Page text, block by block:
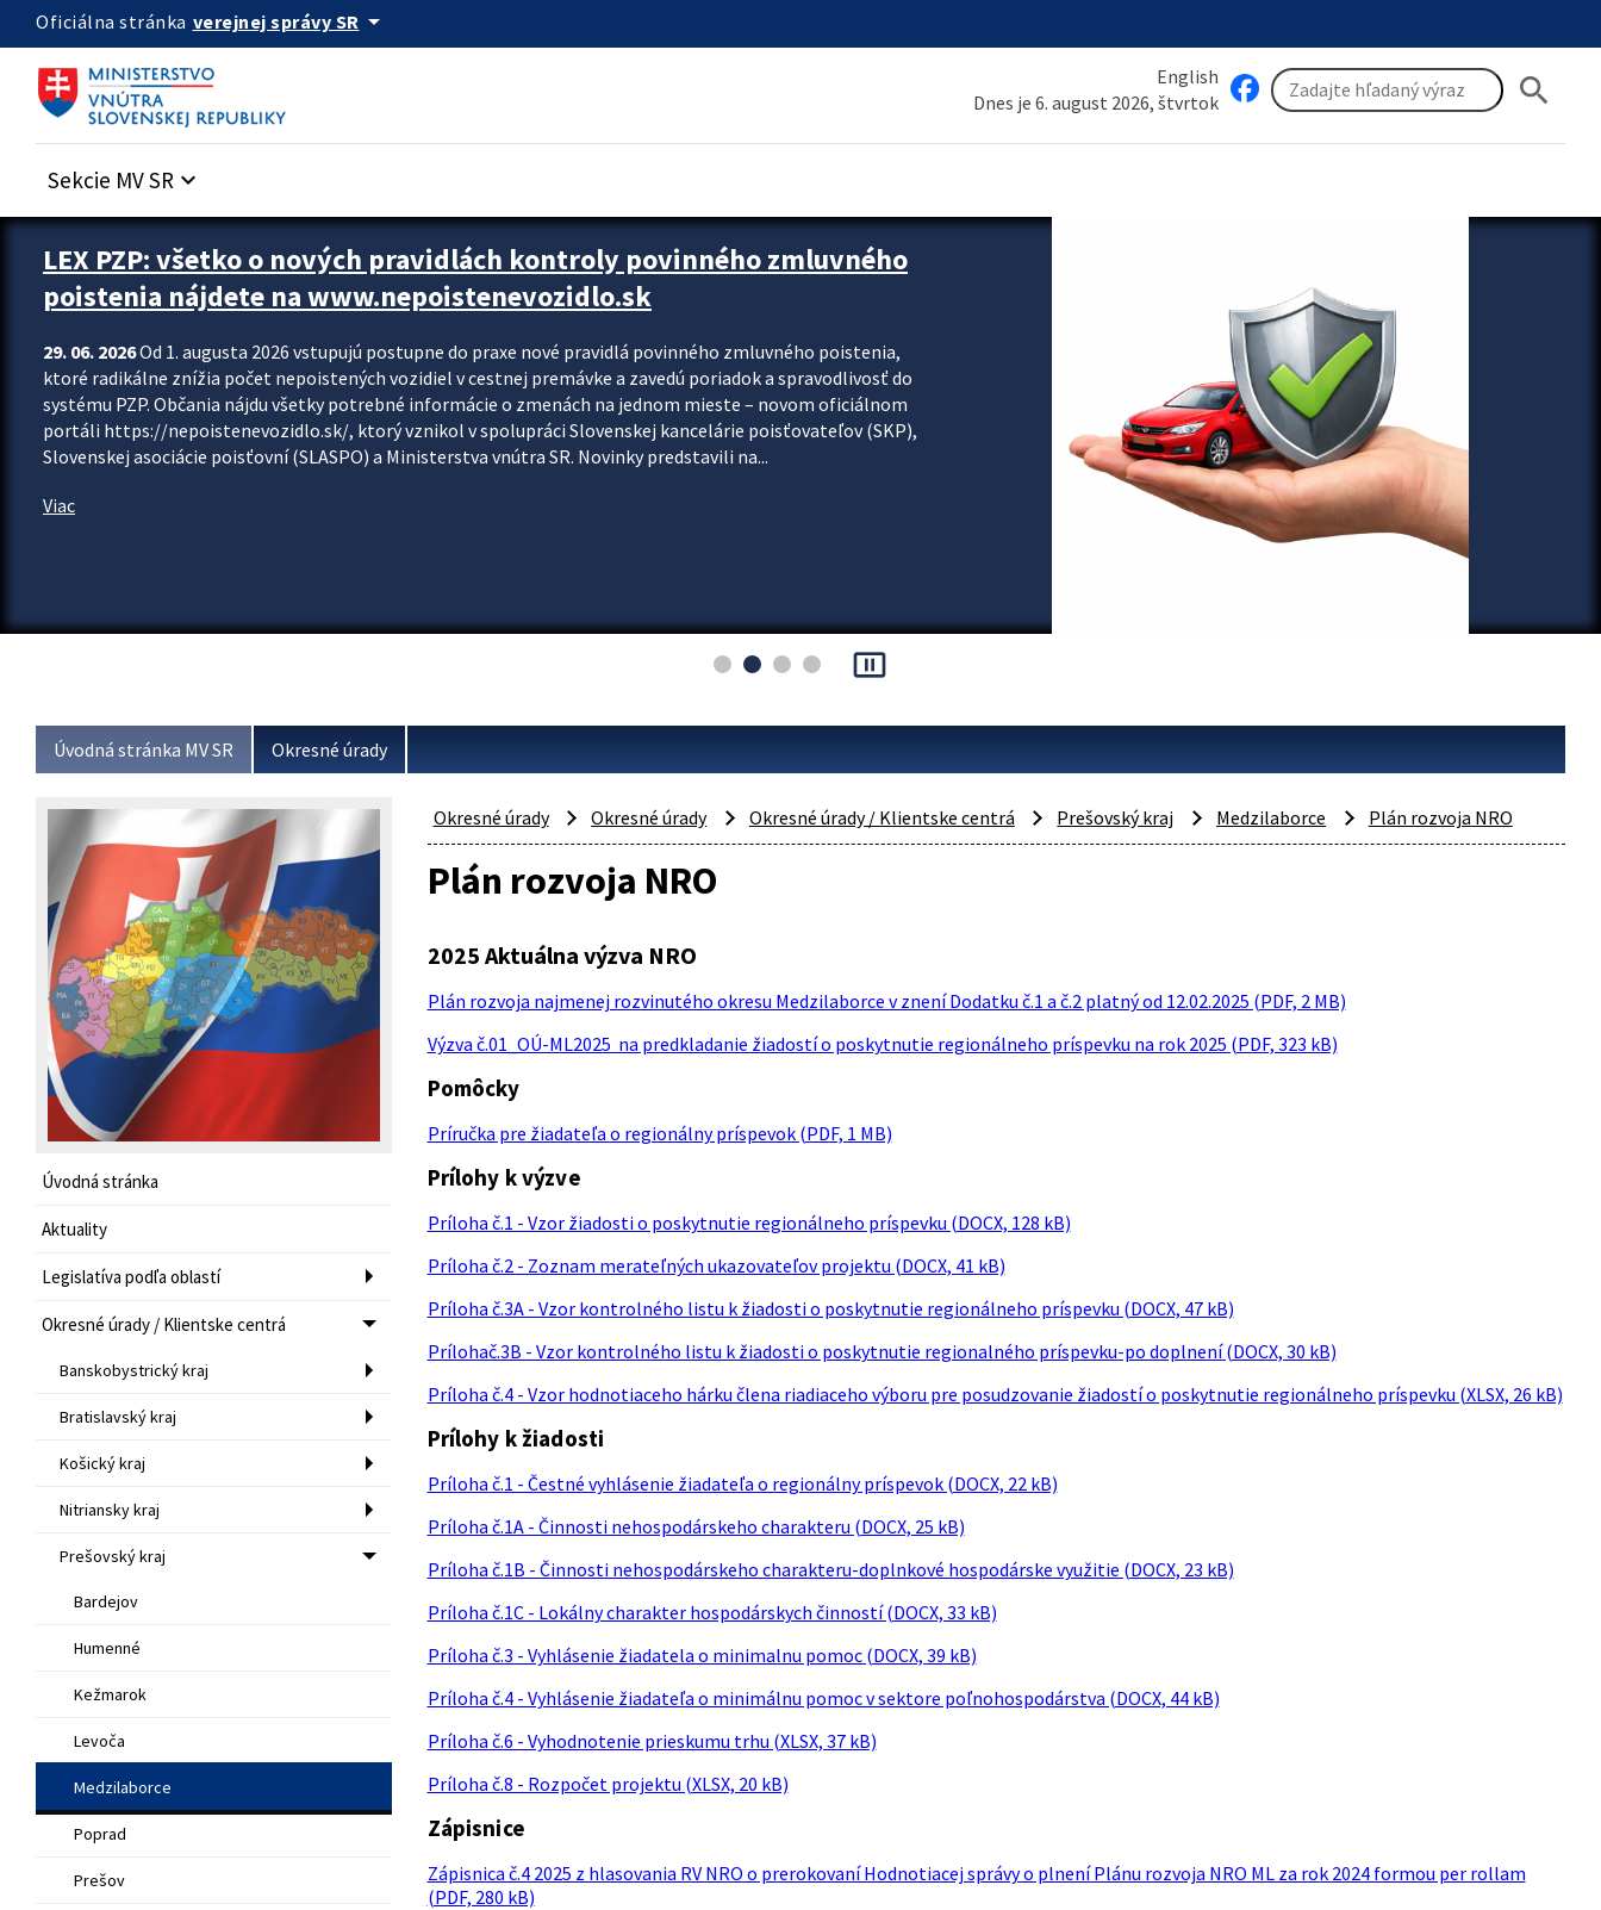
Preskocit na hlavný obsah
Oficiálna stránka verejnej správy SR arrow_drop_down
English
Dnes je 6. august 2026, štvrtok
search
Sekcie MV SR keyboard_arrow_down
Zastavit automatický posun upútavok
LEX PZP: všetko o nových pravidlách kontroly povinného zmluvného
poistenia nájdete na www.nepoistenevozidlo.sk
29. 06. 2026Od 1. augusta 2026 vstupujú postupne do praxe nové pravidlá povinného zmluvného poistenia,
ktoré radikálne znížia počet nepoistených vozidiel v cestnej premávke a zavedú poriadok a spravodlivosť do
systému PZP. Občania nájdu všetky potrebné informácie o zmenách na jednom mieste – novom oficiálnom
portáli https://nepoistenevozidlo.sk/, ktorý vznikol v spolupráci Slovenskej kancelárie poisťovateľov (SKP),
Slovenskej asociácie poisťovní (SLASPO) a Ministerstva vnútra SR. Novinky predstavili na...
Viac
pause_presentation
Úvodná stránka MV SR Okresné úrady
Úvodná stránka
Aktuality
Legislatíva podľa oblastí
Okresné úrady / Klientske centrá
Banskobystrický kraj
Bratislavský kraj
Košický kraj
Nitriansky kraj
Prešovský kraj
Bardejov
Humenné
Kežmarok
Levoča
Medzilaborce
Poprad
Prešov
Okresné úrady Okresné úrady Okresné úrady / Klientske centrá Prešovský kraj Medzilaborce Plán rozvoja NRO
Plán rozvoja NRO
2025 Aktuálna výzva NRO
Plán rozvoja najmenej rozvinutého okresu Medzilaborce v znení Dodatku č.1 a č.2 platný od 12.02.2025 (PDF, 2 MB)
Výzva č.01_OÚ-ML2025 na predkladanie žiadostí o poskytnutie regionálneho príspevku na rok 2025 (PDF, 323 kB)
Pomôcky
Príručka pre žiadateľa o regionálny príspevok (PDF, 1 MB)
Prílohy k výzve
Príloha č.1 - Vzor žiadosti o poskytnutie regionálneho príspevku (DOCX, 128 kB)
Príloha č.2 - Zoznam merateľných ukazovateľov projektu (DOCX, 41 kB)
Príloha č.3A - Vzor kontrolného listu k žiadosti o poskytnutie regionálneho príspevku (DOCX, 47 kB)
Prílohač.3B - Vzor kontrolného listu k žiadosti o poskytnutie regionalného príspevku-po doplnení (DOCX, 30 kB)
Príloha č.4 - Vzor hodnotiaceho hárku člena riadiaceho výboru pre posudzovanie žiadostí o poskytnutie regionálneho príspevku (XLSX, 26 kB)
Prílohy k žiadosti
Príloha č.1 - Čestné vyhlásenie žiadateľa o regionálny príspevok (DOCX, 22 kB)
Príloha č.1A - Činnosti nehospodárskeho charakteru (DOCX, 25 kB)
Príloha č.1B - Činnosti nehospodárskeho charakteru-doplnkové hospodárske využitie (DOCX, 23 kB)
Príloha č.1C - Lokálny charakter hospodárskych činností (DOCX, 33 kB)
Príloha č.3 - Vyhlásenie žiadatela o minimalnu pomoc (DOCX, 39 kB)
Príloha č.4 - Vyhlásenie žiadateľa o minimálnu pomoc v sektore poľnohospodárstva (DOCX, 44 kB)
Príloha č.6 - Vyhodnotenie prieskumu trhu (XLSX, 37 kB)
Príloha č.8 - Rozpočet projektu (XLSX, 20 kB)
Zápisnice
Zápisnica č.4 2025 z hlasovania RV NRO o prerokovaní Hodnotiacej správy o plnení Plánu rozvoja NRO ML za rok 2024 formou per rollam
(PDF, 280 kB)